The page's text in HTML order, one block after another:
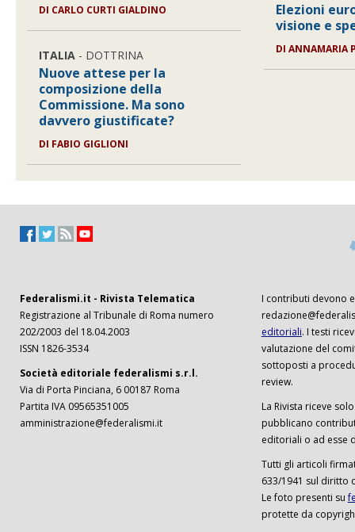
DI CARLO CURTI GIALDINO
ITALIA - DOTTRINA
Nuove attese per la
composizione della
Commissione. Ma sono
davvero giustificate?
DI FABIO GIGLIONI
Elezioni
visione e
DI ANNAMARIA
Federalismi.it - Rivista Telematica
Registrazione al Tribunale di Roma numero
202/2003 del 18.04.2003
ISSN 1826-3534
Società editoriale federalismi s.r.l.
Via di Porta Pinciana, 6 00187 Roma
Partita IVA 09565351005
amministrazione@federalismi.it
I contributi devono
editoriali. I testi
valutazione del
sottoposti a
review.
La Rivista riceve
pubblicano
editoriali o ad esse
Tutti gli articoli
633/1941 sul diritto
Le foto presenti su
protette da